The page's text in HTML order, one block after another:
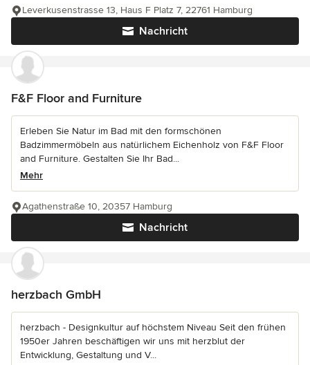
Nachricht
Leverkusenstrasse 13, Haus F Platz 7, 22761 Hamburg
F&F Floor and Furniture
Erleben Sie Natur im Bad mit den formschönen
Badzimmermöbeln aus natürlichem Eichenholz von F&F Floor
and Furniture. Gestalten Sie Ihr Bad...
Mehr
Nachricht
Agathenstraße 10, 20357 Hamburg
herzbach GmbH
herzbach - Designkultur auf höchstem Niveau Seit den frühen
1950er Jahren beschäftigen wir uns mit herzblut der
Entwicklung, Gestaltung und V...